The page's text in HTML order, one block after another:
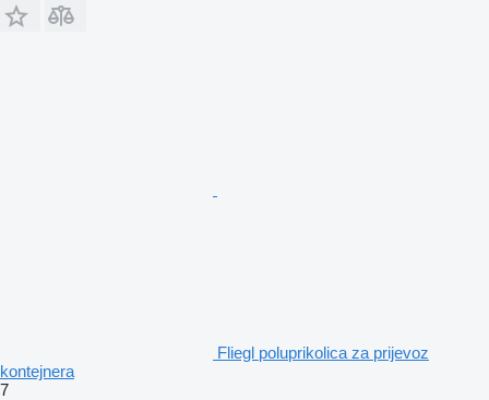
Fliegl poluprikolica za prijevoz
kontejnera
7